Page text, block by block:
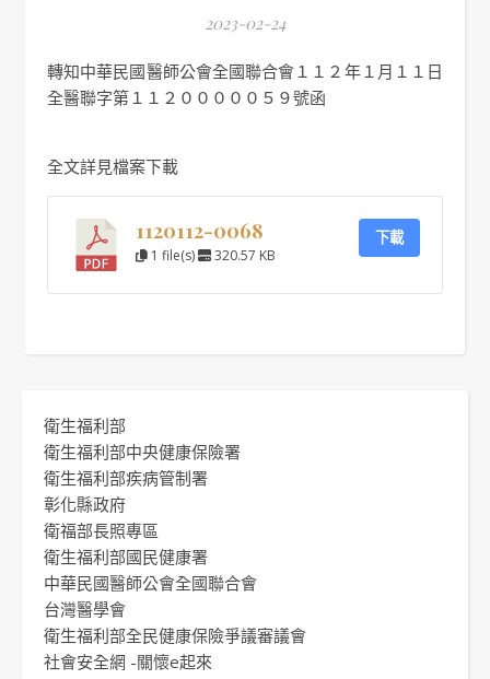
2023-02-24
轉知中華民國醫師公會全國聯合會１１２年１月１１日
全醫聯字第１１２０００００５９號函
全文詳見檔案下載
1120112-0068
1 file(s) 320.57 KB
下載
衛生福利部
衛生福利部中央健康保險署
衛生福利部疾病管制署
彰化縣政府
衛福部長照專區
衛生福利部國民健康署
中華民國醫師公會全國聯合會
台灣醫學會
衛生福利部全民健康保險爭議審議會
社會安全網 -關懷e起來